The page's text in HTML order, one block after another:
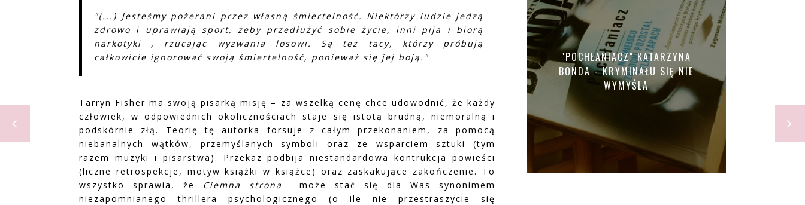
"(...) Jesteśmy pożerani przez własną śmiertelność. Niektórzy ludzie jedzą
zdrowo i uprawiają sport, żeby przedłużyć sobie życie, inni pija i biorą
narkotyki , rzucając wyzwania losowi. Są też tacy, którzy próbują
całkowicie ignorować swoją śmiertelność, ponieważ się jej boją."
Tarryn Fisher ma swoją pisarką misję – za wszelką cenę chce udowodnić, że każdy
człowiek, w odpowiednich okolicznościach staje się istotą brudną, niemoralną i
podskórnie złą. Teorię tę autorka forsuje z całym przekonaniem, za pomocą
niebanalnych wątków, przemyślanych symboli oraz ze wsparciem sztuki (tym
razem muzyki i pisarstwa). Przekaz podbija niestandardowa kontrukcja powieści
(liczne retrospekcje, motyw książki w książce) oraz zaskakujące zakończenie. To
wszystko sprawia, że Ciemna strona
może stać się dla Was synonimem
niezapomnianego thrillera psychologicznego (o ile nie przestraszycie się
"POCHŁANIACZ" KATARZYNA
BONDA - KRYMINAŁU SIĘ NIE
WYMYŚLA